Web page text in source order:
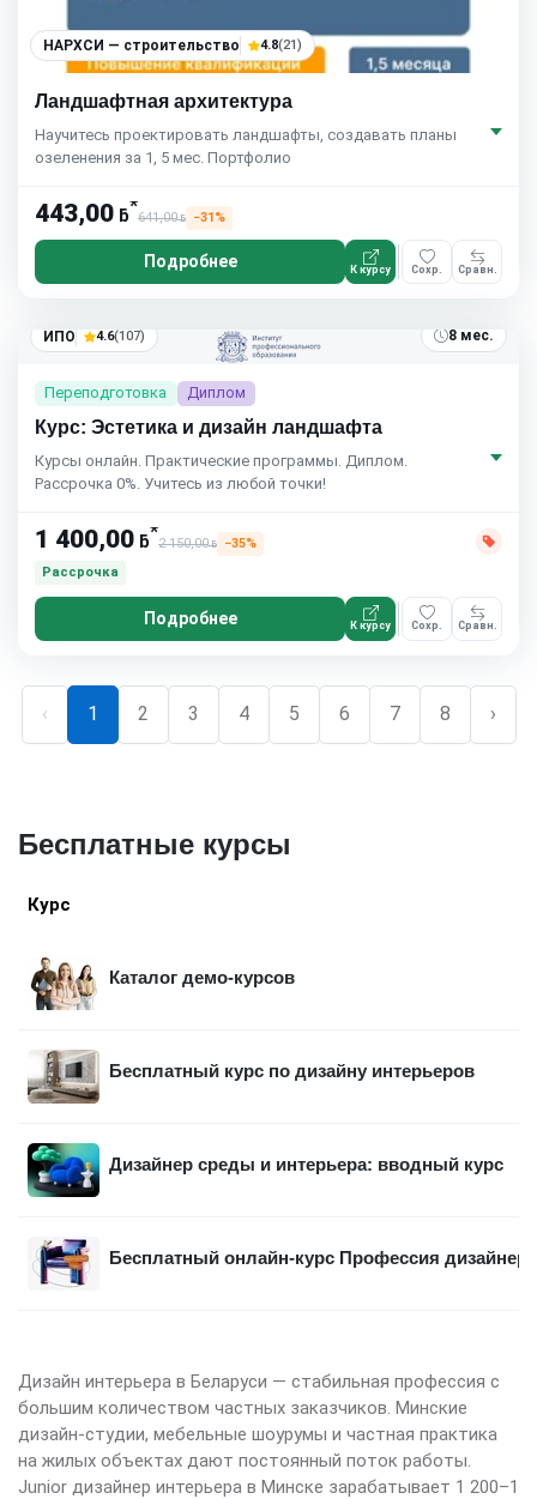
НАРХСИ — строительство 4.8(21)
Ландшафтная архитектура
Научитесь проектировать ландшафты, создавать планы
озеленения за 1, 5 мес. Портфолио
443,00 ƃ*
641,00ƃ −31%
Подробнее К курсу Сохр. Сравн.
ИПО 4.6(107) 8 мес.
Переподготовка Диплом
Курс: Эстетика и дизайн ландшафта
Курсы онлайн. Практические программы. Диплом.
Рассрочка 0%. Учитесь из любой точки!
1 400,00 ƃ*
2 150,00ƃ
−35%
Рассрочка
Подробнее К курсу Сохр. Сравн.
‹ 1 2 3 4 5 6 7 8 ›
Бесплатные курсы
Курс
Каталог демо-курсов
Бесплатный курс по дизайну интерьеров
Дизайнер среды и интерьера: вводный курс
Бесплатный онлайн-курс Профессия дизайнер
Дизайн интерьера в Беларуси — стабильная профессия с
большим количеством частных заказчиков. Минские
дизайн-студии, мебельные шоурумы и частная практика
на жилых объектах дают постоянный поток работы.
Junior дизайнер интерьера в Минске зарабатывает 1 200–1